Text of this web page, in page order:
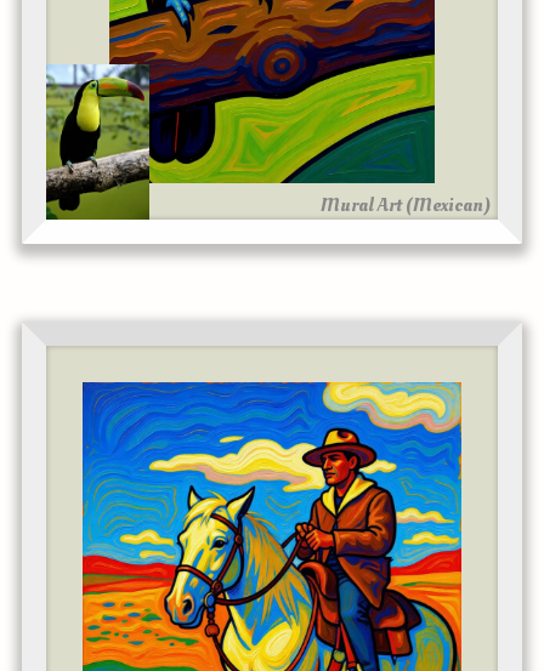
Mural Art (Mexican)